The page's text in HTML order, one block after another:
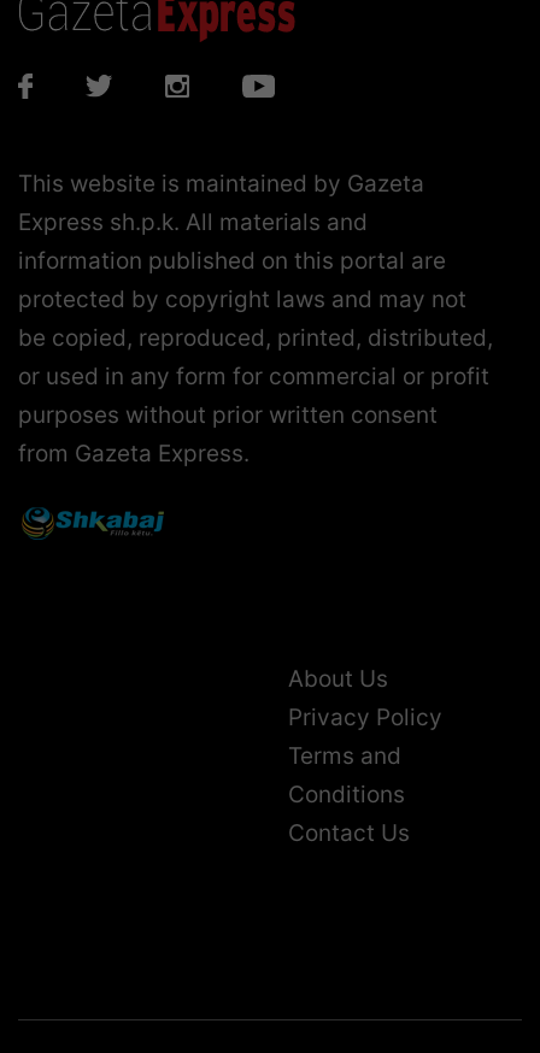
This website is maintained by Gazeta
Express sh.p.k. All materials and
information published on this portal are
protected by copyright laws and may not
be copied, reproduced, printed, distributed,
or used in any form for commercial or profit
purposes without prior written consent
from Gazeta Express.
About Us
Privacy Policy
Terms and
Conditions
Contact Us